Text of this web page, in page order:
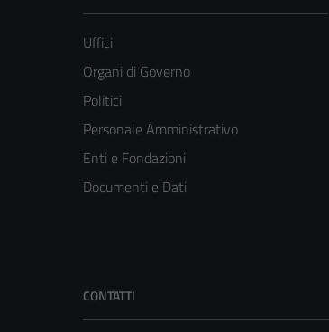
Uffici
Organi di Governo
Politici
Personale Amministrativo
Enti e Fondazioni
Documenti e Dati
CONTATTI